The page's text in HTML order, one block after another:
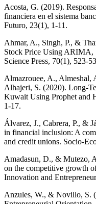
Acosta, G. (2019).
financiera en el sistema
Futuro, 23(1), 1-11.
Ahmar, A., Singh, P., &
Stock Price Using
Science Press, 70(1), 523-
Almazrouee, A.,
Alhajeri, S. (2020). Long-
Kuwait Using Prophet and
1-17.
Álvarez, J., Cabrera, P., &
in financial inclusion: A
and credit unions. Socio-
Amadasun, D., & Mutezo,
on the competitive growth
Innovation and
Anzules, W., & Novillo, S.